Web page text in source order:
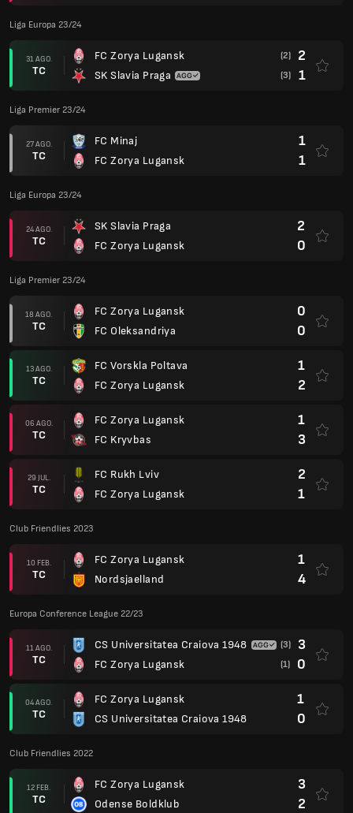
Liga Europa 23/24
31 AGO.
TC
FC Zorya Lugansk
SK Slavia Praga
(2) 2
(3) 1
Liga Premier 23/24
27 AGO.
TC
FC Minaj
FC Zorya Lugansk
1
1
Liga Europa 23/24
24 AGO.
TC
SK Slavia Praga
FC Zorya Lugansk
2
0
Liga Premier 23/24
18 AGO.
TC
FC Zorya Lugansk
FC Oleksandriya
0
0
13 AGO.
TC
FC Vorskla Poltava
FC Zorya Lugansk
1
2
06 AGO.
TC
FC Zorya Lugansk
FC Kryvbas
1
3
29 JUL.
TC
FC Rukh Lviv
FC Zorya Lugansk
2
1
Club Friendlies 2023
10 FEB.
TC
FC Zorya Lugansk
Nordsjaelland
1
4
Europa Conference League 22/23
11 AGO.
TC
CS Universitatea Craiova 1948
FC Zorya Lugansk
(3) 3
(1) 0
04 AGO.
TC
FC Zorya Lugansk
CS Universitatea Craiova 1948
1
0
Club Friendlies 2022
12 FEB.
TC
FC Zorya Lugansk
Odense Boldklub
3
2